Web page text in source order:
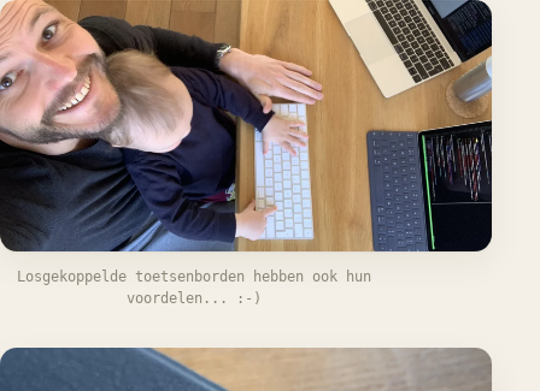
Losgekoppelde toetsenborden hebben ook hun
voordelen... :-)